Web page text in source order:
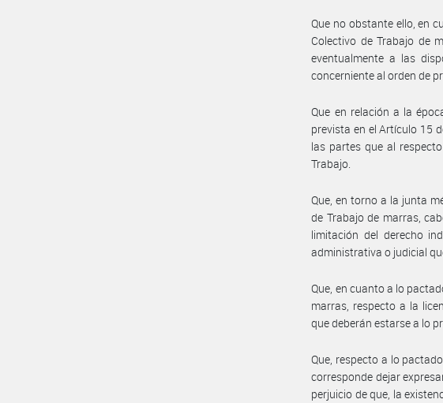
Que no obstante ello, en
Colectivo de Trabajo de
eventualmente a las
concerniente al orden de
Que en relación a la
prevista en el Artículo 15
las partes que al
Trabajo.
Que, en torno a la junta
de Trabajo de marras,
limitación del derecho
administrativa o judicial
Que, en cuanto a lo
marras, respecto a la
que deberán estarse a lo
Que, respecto a lo
corresponde dejar
perjuicio de que, la